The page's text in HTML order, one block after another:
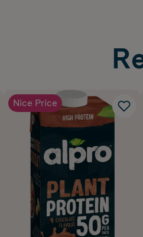
Nice Price